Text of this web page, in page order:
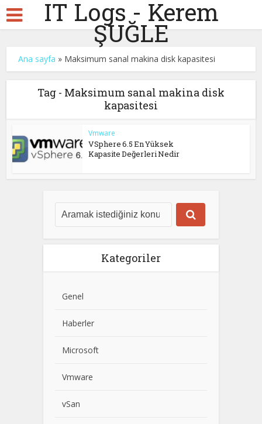
IT Logs - Kerem
ŞUĞLE
Ana sayfa » Maksimum sanal makina disk kapasitesi
Tag - Maksimum sanal makina disk
kapasitesi
Vmware
VSphere 6.5 En Yüksek
Kapasite Değerleri Nedir
Kategoriler
Genel
Haberler
Microsoft
Vmware
vSan